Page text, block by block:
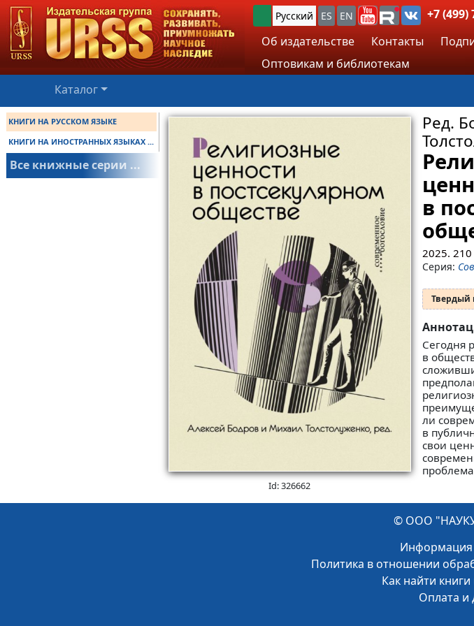
Русский ES EN
+7 (499)
Об издательстве
Контакты
Оптовикам и библиотекам
Каталог
КНИГИ НА РУССКОМ ЯЗЫКЕ
КНИГИ НА ИНОСТРАННЫХ ЯЗЫКАХ ...
Все книжные серии ...
Id: 326662
Ред.
в
2025. 210
Серия:
Твердый
Сегодня
в
ли
в
свои
© ООО
Политика в отношении
Как найти книги
Оплата и